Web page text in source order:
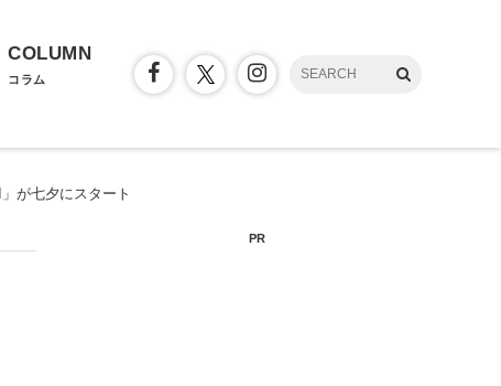
COLUMN
コラム
が七夕にスタート
PR